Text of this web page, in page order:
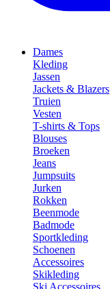
Dames
Kleding
Jassen
Jackets & Blazers
Truien
Vesten
T-shirts & Tops
Blouses
Broeken
Jeans
Jumpsuits
Jurken
Rokken
Beenmode
Badmode
Sportkleding
Schoenen
Accessoires
Skikleding